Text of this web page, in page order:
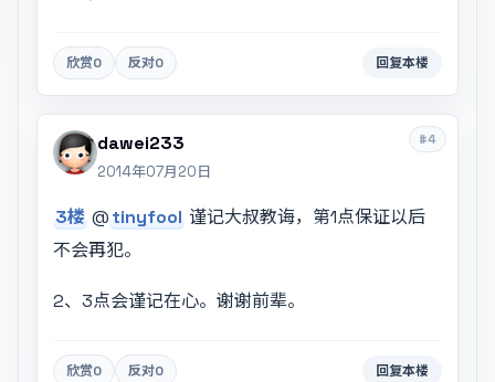
欣赏0 反对0 回复本楼
#4
dawei233
2014年07月20日
3楼@tinyfool 谨记大叔教诲，第1点保证以后
不会再犯。
2、3点会谨记在心。谢谢前辈。
欣赏0 反对0 回复本楼